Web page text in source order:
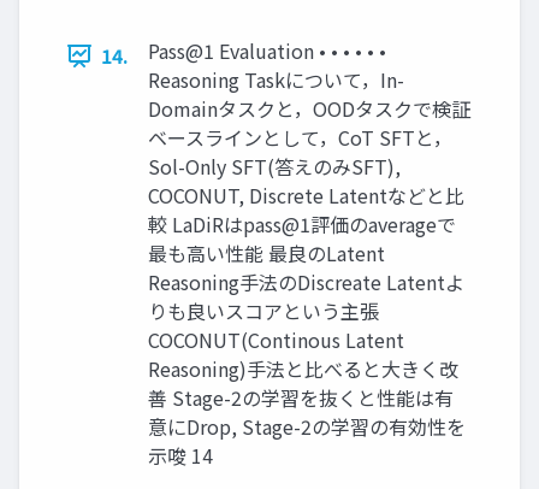
14.
Pass@1 Evaluation • • • • • •
Reasoning Taskについて，In-
Domainタスクと，OODタスクで検証
ベースラインとして，CoT SFTと，
Sol-Only SFT(答えのみSFT),
COCONUT, Discrete Latentなどと比
較 LaDiRはpass@1評価のaverageで
最も高い性能 最良のLatent
Reasoning手法のDiscreate Latentよ
りも良いスコアという主張
COCONUT(Continous Latent
Reasoning)手法と比べると大きく改
善 Stage-2の学習を抜くと性能は有
意にDrop, Stage-2の学習の有効性を
示唆 14